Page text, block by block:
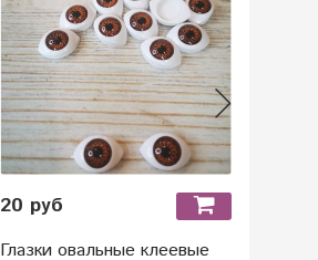
20 руб
Глазки овальные клеевые